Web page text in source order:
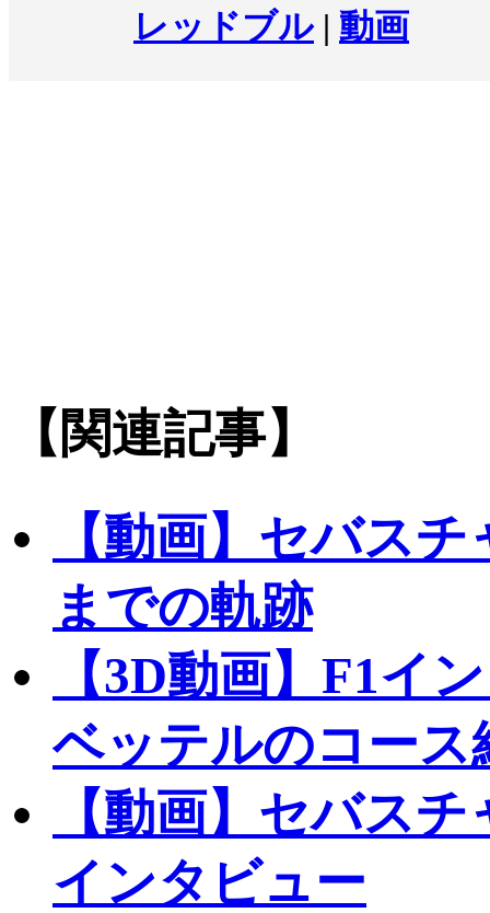
レッドブル| 動画
【関連記事】
【動画】セバス
までの軌跡
【3D動画】F1イ
ベッテルのコース
【動画】セバス
インタビュー